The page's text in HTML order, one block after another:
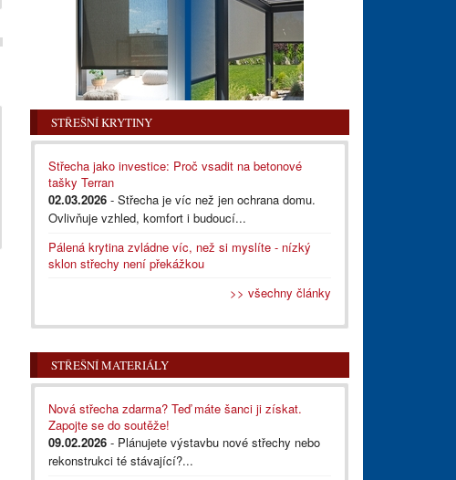
STŘEŠNÍ KRYTINY
Střecha jako investice: Proč vsadit na betonové
tašky Terran
02.03.2026 - Střecha je víc než jen ochrana domu.
Ovlivňuje vzhled, komfort i budoucí...
Pálená krytina zvládne víc, než si myslíte - nízký
sklon střechy není překážkou
>> všechny články
STŘEŠNÍ MATERIÁLY
Nová střecha zdarma? Teď máte šanci ji získat.
Zapojte se do soutěže!
09.02.2026 - Plánujete výstavbu nové střechy nebo
rekonstrukci té stávající?...